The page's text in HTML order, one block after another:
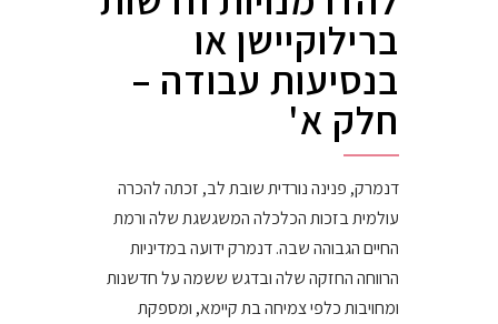
ברילוקיישן או
בנסיעות עבודה –
חלק א'
דנמרק, פנינה נורדית שובת לב, זכתה להכרה
עולמית בזכות הכלכלה המשגשגת שלה ורמת
החיים הגבוהה שבה. דנמרק ידועה במדיניות
הרווחה החזקה שלה ובדגש ששמה על חדשנות
ומחויבות כלפי צמיחה בת קיימא, ומספקת